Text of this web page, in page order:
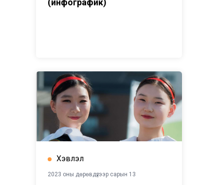
(инфографик)
Хэвлэл
2023 оны дөрөвдүгээр сарын 13